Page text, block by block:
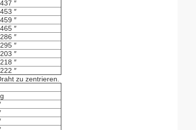
″
″
″
″
″
″
″
″
″
zu zentrieren.